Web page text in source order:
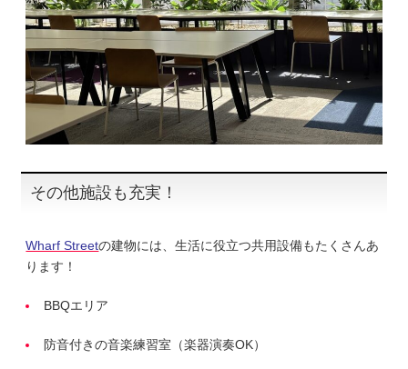
その他施設も充実！
Wharf Streetの建物には、生活に役立つ共用設備もたくさんあ
ります！
BBQエリア
防音付きの音楽練習室（楽器演奏OK）